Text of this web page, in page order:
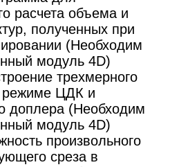
расчета объема и
полученных при
(Необходим
модуль 4D)
трехмерного
режиме ЦДК и
доплера (Необходим
модуль 4D)
произвольного
среза в